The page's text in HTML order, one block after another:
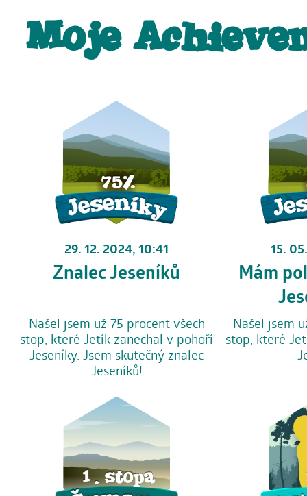
Moje
29. 12. 2024, 10:41
Znalec Jeseníků
Našel jsem už 75 procent všech
stop, které Jetík zanechal v pohoří
Jeseníky. Jsem skutečný znalec
Jeseníků!
15.
Mám
Našel jsem
stop, které